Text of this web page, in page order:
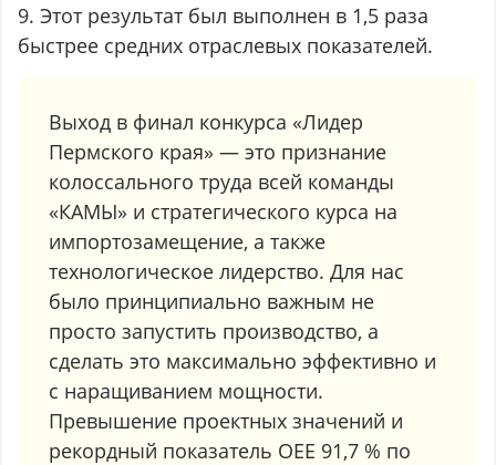
9. Этот результат был выполнен в 1,5 раза
быстрее средних отраслевых показателей.
Выход в финал конкурса «Лидер
Пермского края» — это признание
колоссального труда всей команды
«КАМЫ» и стратегического курса на
импортозамещение, а также
технологическое лидерство. Для нас
было принципиально важным не
просто запустить производство, а
сделать это максимально эффективно и
с наращиванием мощности.
Превышение проектных значений и
рекордный показатель OEE 91,7 % по